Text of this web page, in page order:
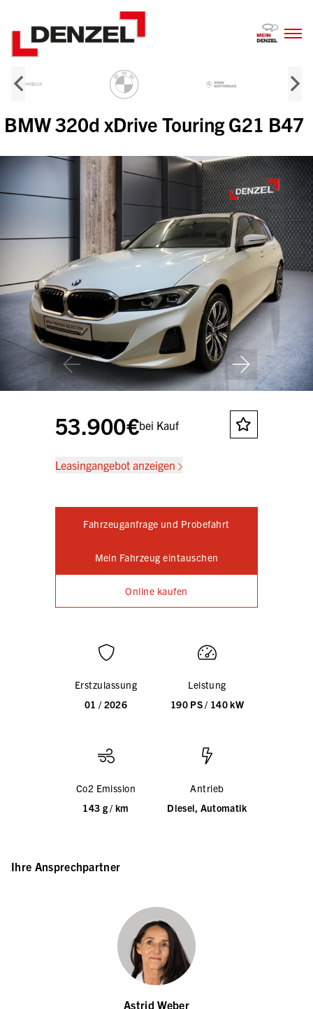
Inhalt
BMW 320d xDrive Touring G21 B47
53.900€bei Kauf
Leasingangebot anzeigen
Fahrzeuganfrage und Probefahrt
Mein Fahrzeug eintauschen
Online kaufen
Erstzulassung
01 / 2026
Leistung
190 PS / 140 kW
Co2 Emission
143 g / km
Antrieb
Diesel, Automatik
Ihre Ansprechpartner
Astrid Weber